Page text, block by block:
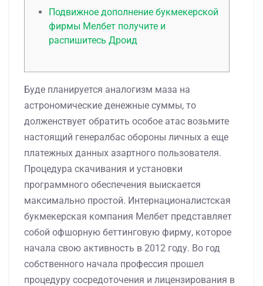
Подвижное дополнение букмекерской
фирмы Мелбет получите и
распишитесь Дроид
Буде планируется аналогизм маза на
астрономические денежные суммы, то
долженствует обратить особое атас возьмите
настоящий генералбас обороны личных а еще
платежных данных азартного пользователя.
Процедура скачивания и установки
программного обеспечения выискается
максимально простой. Интернационалистская
букмекерская компания Мелбет представляет
собой офшорную беттинговую фирму, которое
начала свою активность в 2012 году. Во год
собственного начала профессия прошел
процедуру сосредоточения и лицензирования в